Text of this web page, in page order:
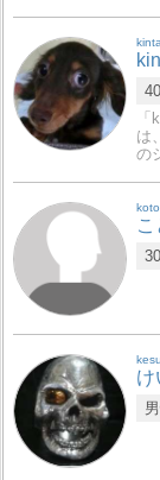
は
の
こ
け